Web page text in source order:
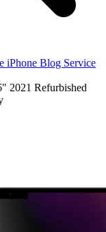
iPhone Blog Service
2021 Refurbished